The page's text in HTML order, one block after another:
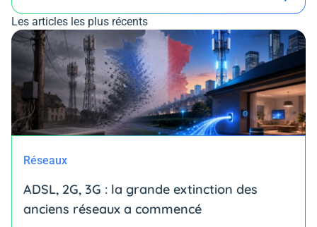
Les articles les plus récents
Réseaux
ADSL, 2G, 3G : la grande extinction des
anciens réseaux a commencé